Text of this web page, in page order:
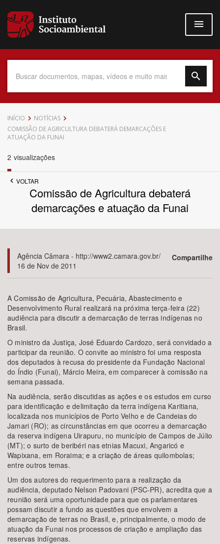
para
conteúdo
Data do Documento
Tema
Subtema
Área de Levantamento
Área Protegida
INÍCIO
NOTÍCIAS
COMISSÃO DE AGRICULTURA DEBATERÁ DEMARCAÇÕES E
ATUAÇÃO DA FUNAI
2 visualizações
VOLTAR
Comissão de Agricultura debaterá
demarcações e atuação da Funai
Agência Câmara - http://www2.camara.gov.br/
16 de Nov de 2011
Compartilhe
A Comissão de Agricultura, Pecuária, Abastecimento e
Desenvolvimento Rural realizará na próxima terça-feira (22)
audiência para discutir a demarcação de terras indígenas no
Brasil.
O ministro da Justiça, José Eduardo Cardozo, será convidado a
participar da reunião. O convite ao ministro foi uma resposta
dos deputados à recusa do presidente da Fundação Nacional
do Índio (Funai), Márcio Meira, em comparecer à comissão na
semana passada.
Na audiência, serão discutidas as ações e os estudos em curso
para identificação e delimitação da terra indígena Karitiana,
localizada nos municípios de Porto Velho e de Candeias do
Jamari (RO); as circunstâncias em que ocorreu a demarcação
da reserva indígena Uirapuru, no município de Campos de Júlio
(MT); o surto de beribéri nas etnias Macuxi, Angaricó e
Wapixana, em Roraima; e a criação de áreas quilombolas;
entre outros temas.
Um dos autores do requerimento para a realização da
audiência, deputado Nelson Padovani (PSC-PR), acredita que a
reunião será uma oportunidade para que os parlamentares
possam discutir a fundo as questões que envolvem a
demarcação de terras no Brasil, e, principalmente, o modo de
atuação da Funai nos processos de criação e ampliação das
reservas indígenas.